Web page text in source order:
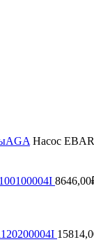
AGA Насос
8646,00